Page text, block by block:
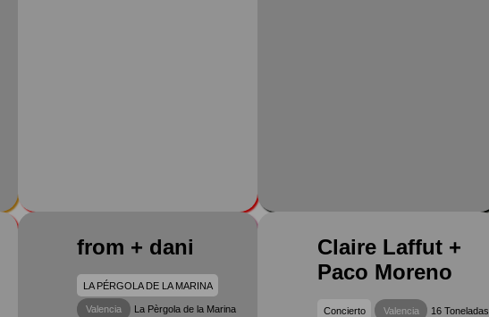
from + dani
LA PÉRGOLA DE LA MARINA
Valencia La Pèrgola de la Marina
Claire Laffut +
Paco Moreno
Concierto Valencia 16 Toneladas